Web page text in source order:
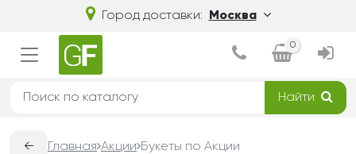
Город доставки: Москва
0
Найти
← Главная Акции Букеты по Акции